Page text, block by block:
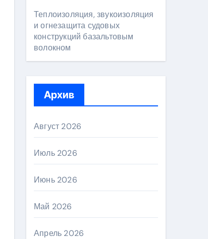
Теплоизоляция, звукоизоляция
и огнезащита судовых
конструкций базальтовым
волокном
Архив
Август 2026
Июль 2026
Июнь 2026
Май 2026
Апрель 2026